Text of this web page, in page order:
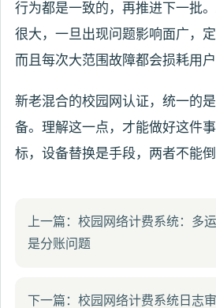
行为都是一致的，再推进下一批
很大，一旦出现问题影响面广，定
而且每次大范围故障都会损耗用户
新老混合的校园网认证，统一的
备。理解这一点，才能做好这件
标，设备替换是手段，两者不能倒
上一篇：校园网络计费系统：多
是分账问题
下一篇：校园网络计费系统日志